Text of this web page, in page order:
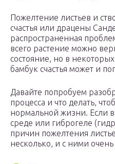
Пожелтение листьев и
счастья или драцены
распространенная
всего растение можно
состояние, но в
бамбук счастья может и
Давайте попробуем
процесса и что делать,
нормальной жизни. Если
среде или гиброгеле
причин пожелтения
несколько, и с ними очень